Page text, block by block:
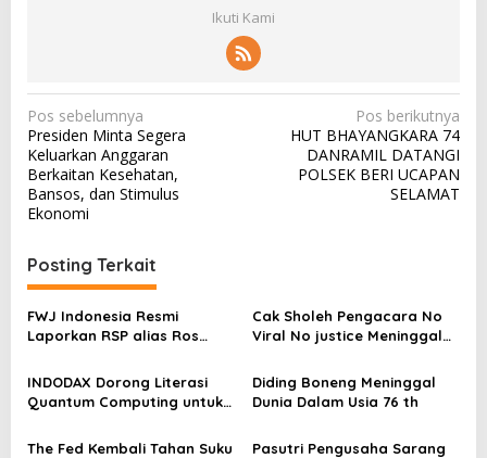
Ikuti Kami
N
a
v
i
a
s
i
o
s
Pos sebelumnya
Presiden Minta Segera
Keluarkan Anggaran
Berkaitan Kesehatan,
Bansos, dan Stimulus
Ekonomi
Pos berikutnya
HUT BHAYANGKARA 74
DANRAMIL DATANGI
POLSEK BERI UCAPAN
SELAMAT
Posting Terkait
FWJ Indonesia Resmi
Laporkan RSP alias Ros
Cak Sholeh Pengacara No
Viral No justice Meninggal
INDODAX Dorong Literasi
Quantum Computing untuk
Blockchain
Diding Boneng Meninggal
Dunia Dalam Usia 76 th
The Fed Kembali Tahan Suku
Pasutri Pengusaha Sarang